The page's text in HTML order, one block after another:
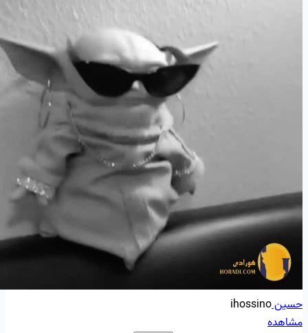
حسینihossino
مشاهده